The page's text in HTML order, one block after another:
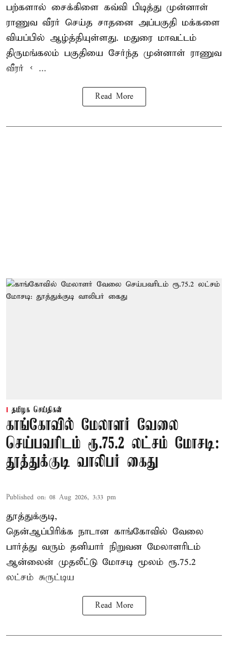
பற்களால் சைக்கிளை கவ்வி பிடித்து முன்னாள்
ராணுவ வீரர் செய்த சாதனை அப்பகுதி மக்களை
வியப்பில் ஆழ்த்தியுள்ளது. மதுரை மாவட்டம்
திருமங்கலம் பகுதியை சேர்ந்த முன்னாள் ராணுவ
வீரர் < ...
Read More
தமிழக செய்திகள்
காங்கோவில் மேலாளர் வேலை
செய்பவரிடம் ரூ.75.2 லட்சம் மோசடி:
தூத்துக்குடி வாலிபர் கைது
Published on: 08 Aug 2026, 3:33 pm
தூத்துக்குடி,
தென்ஆப்பிரிக்க நாடான காங்கோவில் வேலை
பார்த்து வரும் தனியார் நிறுவன மேலாளரிடம்
ஆன்லைன் முதலீட்டு மோசடி மூலம் ரூ.75.2
லட்சம் சுருட்டிய
Read More